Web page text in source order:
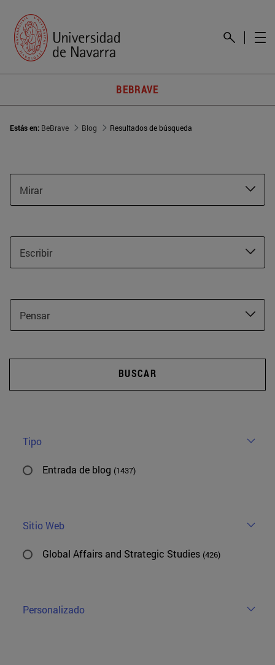
BEBRAVE
Estás en: BeBrave Blog Resultados de búsqueda
Mirar
Escribir
Pensar
BUSCAR
Tipo
Entrada de blog (1437)
Sitio Web
Global Affairs and Strategic Studies (426)
Personalizado